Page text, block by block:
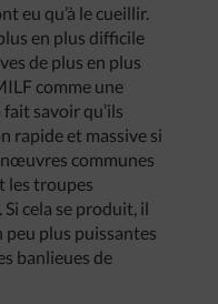
eu qu’à le cueillir.
en plus difficile
de plus en plus
comme une
savoir qu’ils
rapide et massive si
communes
les troupes
Si cela se produit, il
peu plus puissantes
banlieues de